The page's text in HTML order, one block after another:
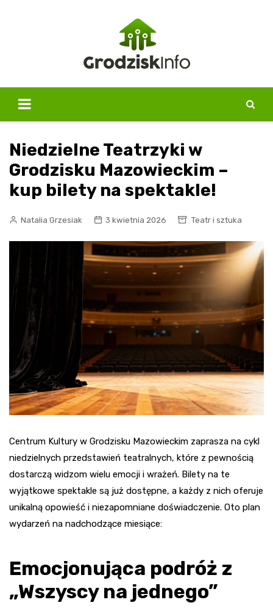
Niedzielne Teatrzyki w
Grodzisku Mazowieckim –
kup bilety na spektakle!
Natalia Grzesiak 3 kwietnia 2026 Teatr i sztuka
Centrum Kultury w Grodzisku Mazowieckim zaprasza na cykl
niedzielnych przedstawień teatralnych, które z pewnością
dostarczą widzom wielu emocji i wrażeń. Bilety na te
wyjątkowe spektakle są już dostępne, a każdy z nich oferuje
unikalną opowieść i niezapomniane doświadczenie. Oto plan
wydarzeń na nadchodzące miesiące:
Emocjonująca podróż z
„Wszyscy na jednego”